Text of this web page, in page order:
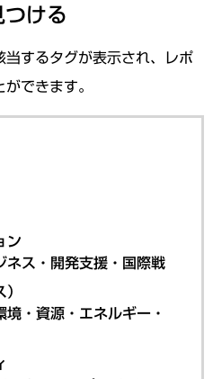
ける
するタグが表示され、レポ
できます。
ン
ネス・開発支援・国際戦
・資源・エネルギー・